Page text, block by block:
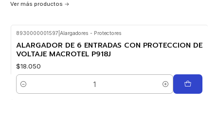
Ver más productos
8930000001597 Alargadores - Protectores
ALARGADOR DE 6 ENTRADAS CON PROTECCION DE
VOLTAJE MACROTEL P918J
$18.050
Cantidad